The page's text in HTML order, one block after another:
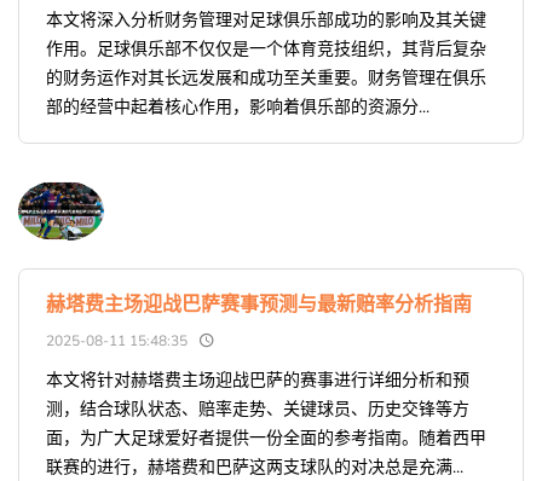
本文将深入分析财务管理对足球俱乐部成功的影响及其关键
作用。足球俱乐部不仅仅是一个体育竞技组织，其背后复杂
的财务运作对其长远发展和成功至关重要。财务管理在俱乐
部的经营中起着核心作用，影响着俱乐部的资源分...
赫塔费主场迎战巴萨赛事预测与最新赔率分析指南
2025-08-11 15:48:35
本文将针对赫塔费主场迎战巴萨的赛事进行详细分析和预
测，结合球队状态、赔率走势、关键球员、历史交锋等方
面，为广大足球爱好者提供一份全面的参考指南。随着西甲
联赛的进行，赫塔费和巴萨这两支球队的对决总是充满...